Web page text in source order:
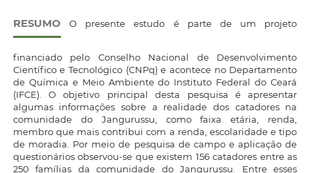
RESUMO O presente estudo é parte de um projeto
financiado pelo Conselho Nacional de Desenvolvimento
Científico e Tecnológico (CNPq) e acontece no Departamento
de Química e Meio Ambiente do Instituto Federal do Ceará
(IFCE). O objetivo principal desta pesquisa é apresentar
algumas informações sobre a realidade dos catadores na
comunidade do Jangurussu, como faixa etária, renda,
membro que mais contribui com a renda, escolaridade e tipo
de moradia. Por meio de pesquisa de campo e aplicação de
questionários observou-se que existem 156 catadores entre as
250 famílias da comunidade do Jangurussu. Entre esses